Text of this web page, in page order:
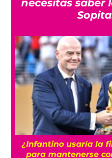
necesitas saber
¿Infantino usaría la
para mantenerse